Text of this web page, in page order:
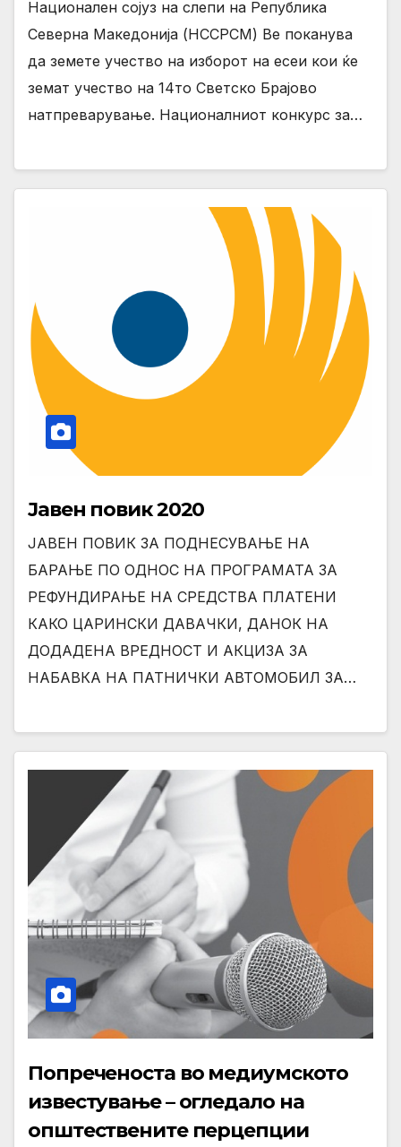
Национален сојуз на слепи на Република
Северна Македонија (НССРСМ) Ве поканува
да земете учество на изборот на есеи кои ќе
земат учество на 14то Светско Брајово
натпреварување. Националниот конкурс за…
Јавен повик 2020
ЈАВЕН ПОВИК ЗА ПОДНЕСУВАЊЕ НА
БАРАЊЕ ПО ОДНОС НА ПРОГРАМАТА ЗА
РЕФУНДИРАЊЕ НА СРЕДСТВА ПЛАТЕНИ
КАКО ЦАРИНСКИ ДАВАЧКИ, ДАНОК НА
ДОДАДЕНА ВРЕДНОСТ И АКЦИЗА ЗА
НАБАВКА НА ПАТНИЧКИ АВТОМОБИЛ ЗА…
Попреченоста во медиумското
известување – огледало на
општествените перцепции